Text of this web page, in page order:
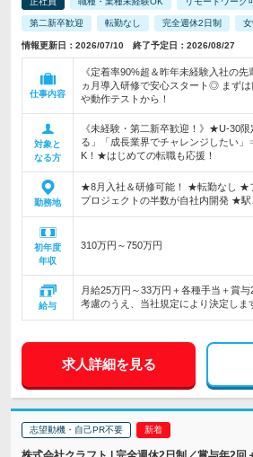
第二新卒歓迎 転勤なし 完全週休2日制
情報更新日：2026/07/10 終了予定日：2026/08/27
仕事内容
《定着率90%超＆昨年未経験入社の
ヵ月導入研修で安心スタート◎ まず
や動作テストから！
対象と
なる方
《未経験・第二新卒歓迎！》★U-30
る」「成長業界でチャレンジしたい
K！★はじめての転職も応援！
勤務地
★8月入社＆研修可能！ ★転勤なし ★
プロジェクトの半数が自社内開発 ★駅
初年度
年収
310万円～750万円
給与
月給25万円～33万円＋各種手当＋賞
考慮のうえ、当社規定により決定し
求人詳細を見る
志望動機・自己PR不要